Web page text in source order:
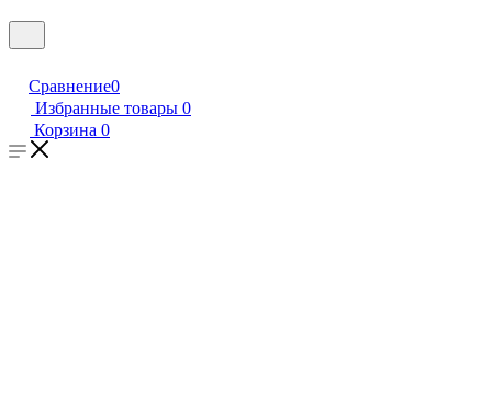
Сравнение0
Избранные товары 0
Корзина 0